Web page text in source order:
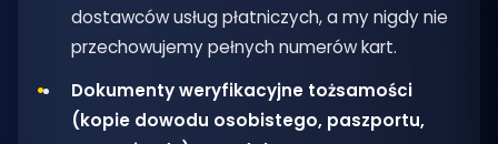
dostawców usług płatniczych, a my nigdy nie
przechowujemy pełnych numerów kart.
Dokumenty weryfikacyjne tożsamości
(kopie dowodu osobistego, paszportu,